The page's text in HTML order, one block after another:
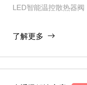
LED智能温控散热器阀
了解更多